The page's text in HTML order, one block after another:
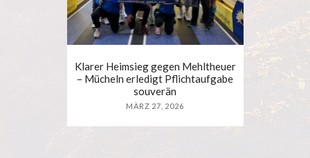
Klarer Heimsieg gegen Mehltheuer
– Mücheln erledigt Pflichtaufgabe
souverän
MÄRZ 27, 2026